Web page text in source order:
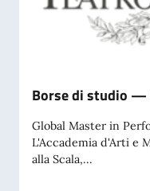
Borse di studio —
Global Master in
L'Accademia d'Arti e
alla Scala,...